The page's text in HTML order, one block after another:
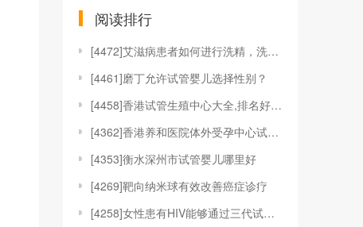
阅读排行
[4472]艾滋病患者如何进行洗精，洗精技术适应于哪
[4461]磨丁允许试管婴儿选择性别？
[4458]香港试管生殖中心大全,排名好的机构都在这
[4362]香港养和医院体外受孕中心试管婴儿技术
[4353]衡水深州市试管婴儿哪里好
[4269]靶向纳米球有效改善癌症诊疗
[4258]女性患有HIV能够通过三代试管婴儿技术来